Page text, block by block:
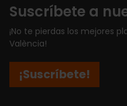
Suscríbete a
¡No te pierdas los mejores
València!
¡Suscríbete!